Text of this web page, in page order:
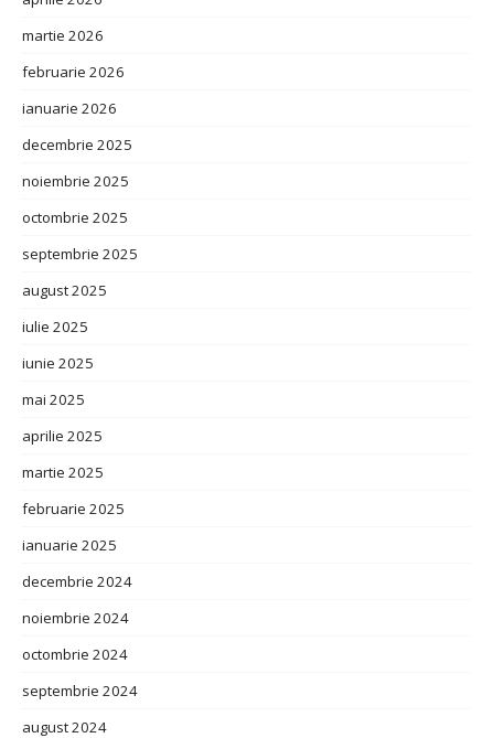
martie 2026
februarie 2026
ianuarie 2026
decembrie 2025
noiembrie 2025
octombrie 2025
septembrie 2025
august 2025
iulie 2025
iunie 2025
mai 2025
aprilie 2025
martie 2025
februarie 2025
ianuarie 2025
decembrie 2024
noiembrie 2024
octombrie 2024
septembrie 2024
august 2024